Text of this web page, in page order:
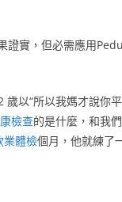
證實，但必需應用
歲以“所以我媽才說你
檢查的是什麼，和我
業體檢個月，他就練了